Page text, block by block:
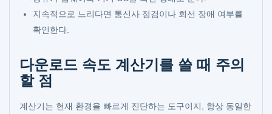
지속적으로 느리다면 통신사 점검이나 회선 장애 여부를
확인한다.
다운로드 속도 계산기를 쓸 때 주의
할 점
계산기는 현재 환경을 빠르게 진단하는 도구이지, 항상 동일한